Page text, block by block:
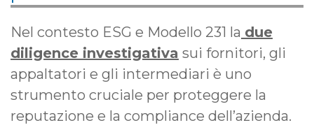
Nel contesto ESG e Modello 231 la due
diligence investigativa sui fornitori, gli
appaltatori e gli intermediari è uno
strumento cruciale per proteggere la
reputazione e la compliance dell’azienda.